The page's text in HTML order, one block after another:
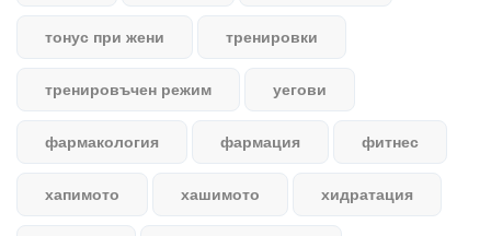
тонус при жени тренировки
тренировъчен режим уегови
фармакология фармация фитнес
хапимото хашимото хидратация